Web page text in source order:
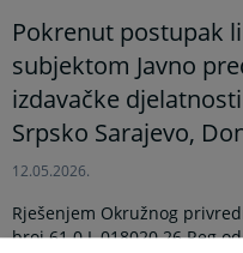
Pokrenut postupak
subjektom Javno
izdavačke
Srpsko Sarajevo,
12.05.2026.
Rješenjem Okružnog
broj 61 0 L 018020 26 Reg